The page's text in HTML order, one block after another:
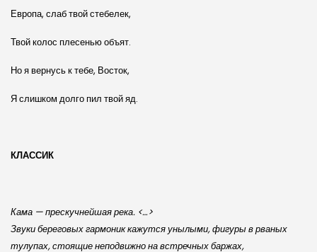
Европа, слаб твой стебелек,
Твой колос плесенью объят.
Но я вернусь к тебе, Восток,
Я слишком долго пил твой яд.
КЛАССИК
Кама — прескучнейшая река. <…>
Звуки береговых гармоник кажутся унылыми, фигуры в рваных
тулупах, стоящие неподвижно на встречных баржах,